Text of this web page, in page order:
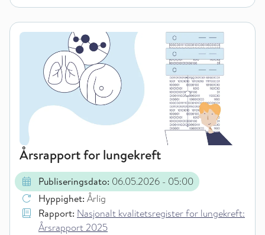
Årsrapport for lungekreft
Publiseringsdato: 06.05.2026 - 05:00
Hyppighet: Årlig
Rapport: Nasjonalt kvalitetsregister for lungekreft:
Årsrapport 2025